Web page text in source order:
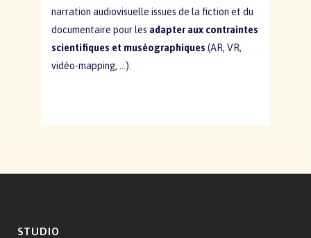
narration audiovisuelle issues de la fiction et du
documentaire pour les adapter aux contraintes
scientifiques et muséographiques (AR, VR,
vidéo-mapping, …).
STUDIO